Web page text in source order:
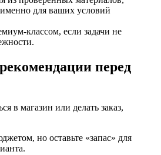
для ваших условий
классом, если задачи не
перед
в магазин или делать заказ,
но оставьте «запас» для